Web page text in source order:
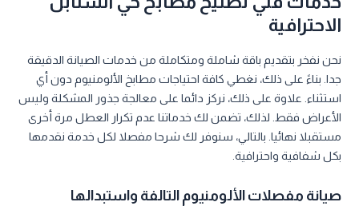
الاحترافية
نحن نفخر بتقديم باقة شاملة ومتكاملة من خدمات الصيانة الدقيقة
جدا. بناءً على ذلك، نغطي كافة احتياجات مطابخ الألومنيوم دون أي
استثناء. علاوة على ذلك، نركز دائما على معالجة جذور المشكلة وليس
الأعراض فقط. لذلك، تضمن لك خدماتنا عدم تكرار العطل مرة أخرى
مستقبلا نهائيا. بالتالي، سنوفر لك شرحا مفصلا لكل خدمة نقدمها
بكل شفافية واحترافية.
صيانة مفصلات الألومنيوم التالفة واستبدالها